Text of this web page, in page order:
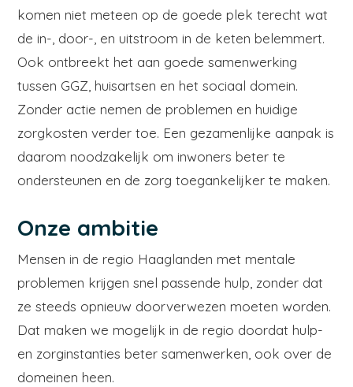
komen niet meteen op de goede plek terecht wat
de in-, door-, en uitstroom in de keten belemmert.
Ook ontbreekt het aan goede samenwerking
tussen GGZ, huisartsen en het sociaal domein.
Zonder actie nemen de problemen en huidige
zorgkosten verder toe. Een gezamenlijke aanpak is
daarom noodzakelijk om inwoners beter te
ondersteunen en de zorg toegankelijker te maken.
Onze ambitie
Mensen in de regio Haaglanden met mentale
problemen krijgen snel passende hulp, zonder dat
ze steeds opnieuw doorverwezen moeten worden.
Dat maken we mogelijk in de regio doordat hulp-
en zorginstanties beter samenwerken, ook over de
domeinen heen.